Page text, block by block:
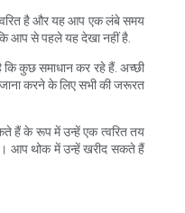
है और यह आप एक लंबे समय
आप से पहले यह देखा नहीं है.
कि कुछ समाधान कर रहे हैं. अच्छी
करने के लिए सभी की जरूरत
हैं के रूप में उन्हें एक त्वरित तय
आप थोक में उन्हें खरीद सकते हैं